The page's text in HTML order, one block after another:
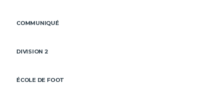
COMMUNIQUÉ
DIVISION 2
ÉCOLE DE FOOT